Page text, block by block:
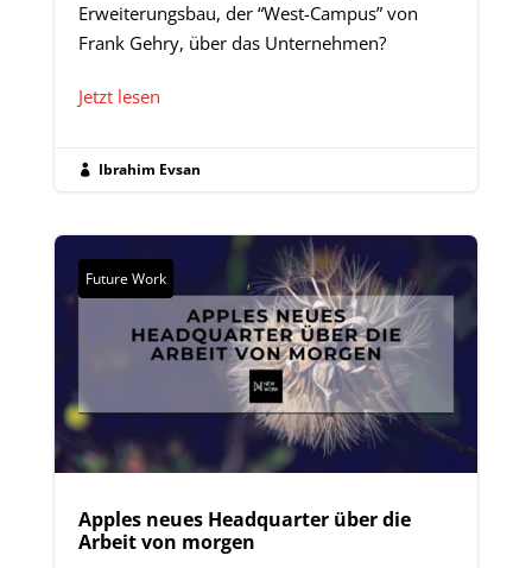
Erweiterungsbau, der “West-Campus” von
Frank Gehry, über das Unternehmen?
Jetzt lesen
 Ibrahim Evsan
Future Work
Apples neues Headquarter über die
Arbeit von morgen